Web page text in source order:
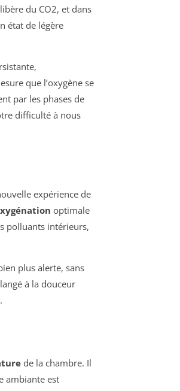
du CO2, et dans
état de légère
que l’oxygène se
par les phases de
difficulté à nous
expérience de
optimale
polluants intérieurs,
plus alerte, sans
à la douceur
de la chambre. Il
ambiante est